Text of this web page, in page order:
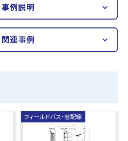
事例説明
関連事例
フィールドバス・省配線